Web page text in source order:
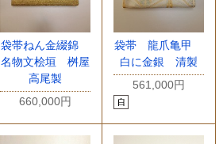
袋帯ねん金綴錦
名物文桧垣 桝屋
高尾製
660,000円
袋帯 龍爪亀甲
白に金銀 清製
561,000円